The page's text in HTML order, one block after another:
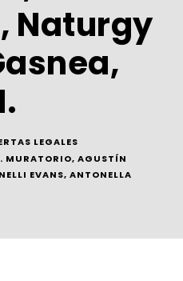
Naturgy
LEGALES
MURATORIO, AGUSTÍN
EVANS, ANTONELLA